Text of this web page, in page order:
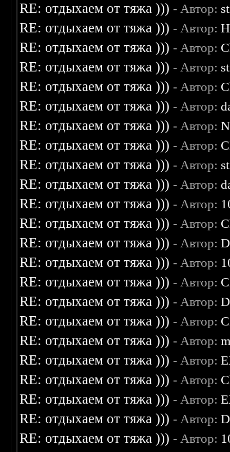
RE: отдыхаем от тяжа ))) - Автор:
RE: отдыхаем от тяжа ))) - Автор:
RE: отдыхаем от тяжа ))) - Автор:
RE: отдыхаем от тяжа ))) - Автор:
RE: отдыхаем от тяжа ))) - Автор:
RE: отдыхаем от тяжа ))) - Автор:
RE: отдыхаем от тяжа ))) - Автор:
RE: отдыхаем от тяжа ))) - Автор:
RE: отдыхаем от тяжа ))) - Автор:
RE: отдыхаем от тяжа ))) - Автор:
RE: отдыхаем от тяжа ))) - Автор:
RE: отдыхаем от тяжа ))) - Автор:
RE: отдыхаем от тяжа ))) - Автор:
RE: отдыхаем от тяжа ))) - Автор:
RE: отдыхаем от тяжа ))) - Автор:
RE: отдыхаем от тяжа ))) - Автор:
RE: отдыхаем от тяжа ))) - Автор:
RE: отдыхаем от тяжа ))) - Автор:
RE: отдыхаем от тяжа ))) - Автор:
RE: отдыхаем от тяжа ))) - Автор:
RE: отдыхаем от тяжа ))) - Автор:
RE: отдыхаем от тяжа ))) - Автор:
RE: отдыхаем от тяжа ))) - Автор: